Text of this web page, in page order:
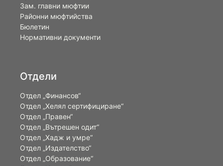
Зам. главни мюфтии
Районни мюфтийства
Бюлетин
Нормативни документи
Отдели
Отдел „Финансов“
Отдел „Хелял сертифициране“
Отдел „Правен“
Отдел „Вътрешен одит“
Отдел „Хадж и умре“
Отдел „Издателство“
Отдел „Образование“